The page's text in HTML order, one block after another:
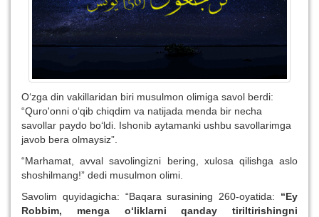
O‘zga din vakillaridan biri musulmon olimiga savol berdi:
“Quro'onni o‘qib chiqdim va natijada menda bir necha
savollar paydo bo‘ldi. Ishonib aytamanki ushbu savollarimga
javob bera olmaysiz”.
“Marhamat, avval savolingizni bering, xulosa qilishga aslo
shoshilmang!” dedi musulmon olimi.
Savolim quyidagicha: “Baqara surasining 260-oyatida:
“Ey
Robbim, menga o‘liklarni qanday tiriltirishingni